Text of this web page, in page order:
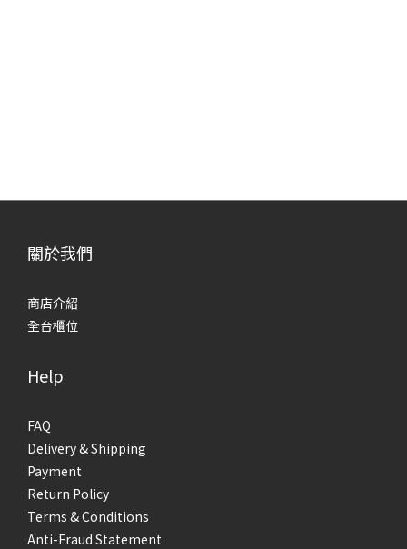
關於我們
商店介紹
全台櫃位
Help
FAQ
Delivery & Shipping
Payment
Return Policy
Terms & Conditions
Anti-Fraud Statement